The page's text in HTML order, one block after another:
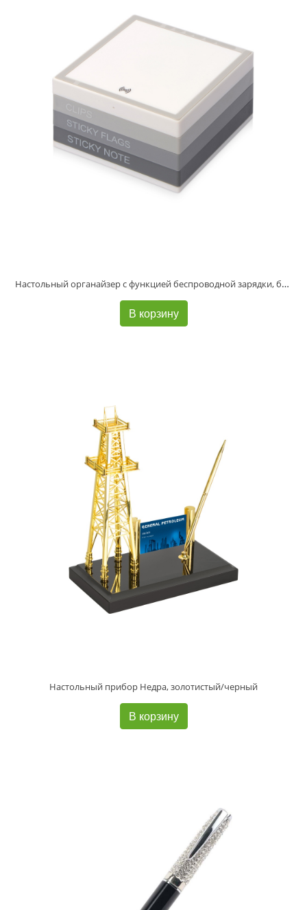
Настольный органайзер с функцией беспроводной зарядки, белый
В корзину
Настольный прибор Недра, золотистый/черный
В корзину